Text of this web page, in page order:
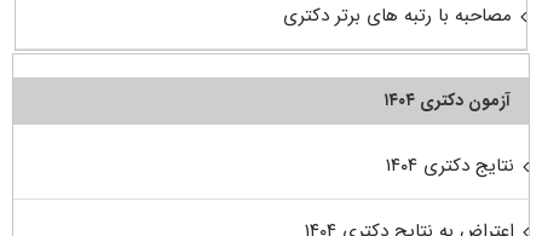
مصاحبه با رتبه های برتر دکتری
آزمون دکتری ۱۴۰۴
نتایج دکتری ۱۴۰۴